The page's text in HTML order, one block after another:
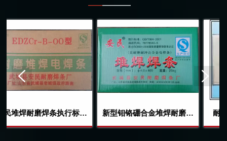
——————
准
新型钼铬硼合金堆焊耐磨焊
耐高温耐磨焊条技术创新